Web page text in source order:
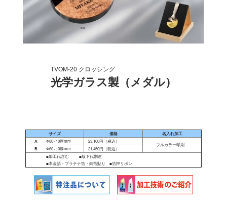
TVOM-20 クロッシング
光学ガラス製（メダル）
サイズ 価格
名入れ加工
A
Φ80×10厚mm 23,100円（税込）
フルカラー印刷
B Φ60×10厚mm
21,450円（税込）
■加工代含む ■版下代別途
■本金箔・プラチナ箔・銅箔貼り ■箔押リボン